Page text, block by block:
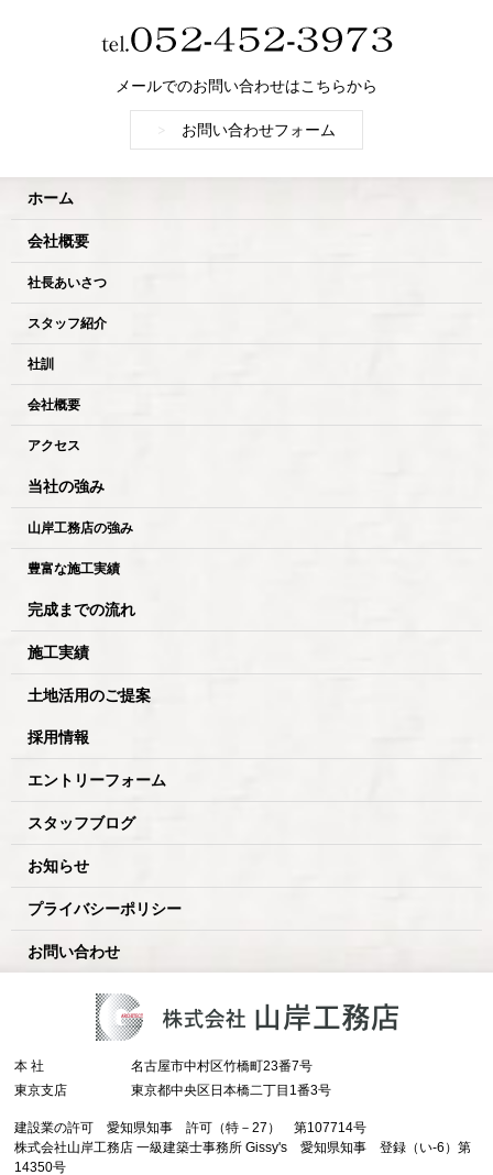
メールでのお問い合わせはこちらから
お問い合わせフォーム
ホーム
会社概要
社長あいさつ
スタッフ紹介
社訓
会社概要
アクセス
当社の強み
山岸工務店の強み
豊富な施工実績
完成までの流れ
施工実績
土地活用のご提案
採用情報
エントリーフォーム
スタッフブログ
お知らせ
プライバシーポリシー
お問い合わせ
本 社
名古屋市中村区竹橋町23番7号
東京支店
東京都中央区日本橋二丁目1番3号
建設業の許可 愛知県知事 許可（特－27） 第107714号
株式会社山岸工務店 一級建築士事務所 Gissy's 愛知県知事 登録（い-6）第
14350号